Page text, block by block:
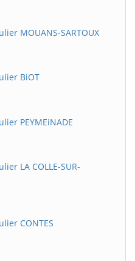
MOUANS-SARTOUX
BiOT
PEYMEiNADE
LA COLLE-SUR-
CONTES